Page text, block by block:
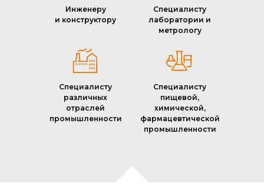
Инженеру
и конструктору
Специалисту
лаборатории и
метрологу
Специалисту
различных
отраслей
промышленности
Специалисту
пищевой,
химической,
фармацевтической
промышленности